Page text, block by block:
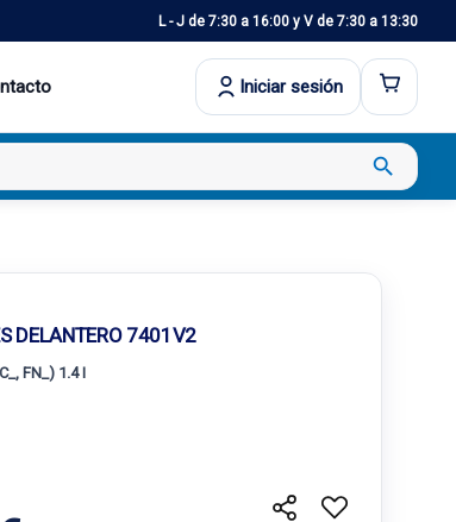
L - J de 7:30 a 16:00 y V de 7:30 a 13:30
Iniciar sesión
search
DELANTERO 7401V2
FN_) 1.4 I